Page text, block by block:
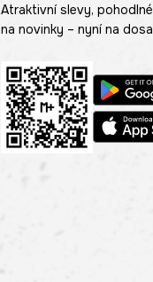
Atraktivní slevy,
na novinky – nyní na